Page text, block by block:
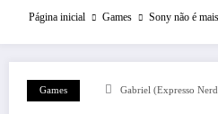
Página inicial Games Sony não é
Games Gabriel (Expresso